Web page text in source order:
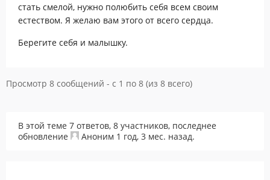
стать смелой, нужно полюбить себя всем своим
естеством. Я желаю вам этого от всего сердца.
Берегите себя и малышку.
Просмотр 8 сообщений - с 1 по 8 (из 8 всего)
В этой теме 7 ответов, 8 участников, последнее
обновление
Аноним 1 год, 3 мес. назад.